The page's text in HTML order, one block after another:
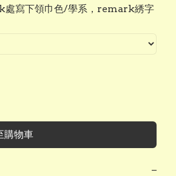
處寫下領巾色/學系，remark綉字
購物車
−